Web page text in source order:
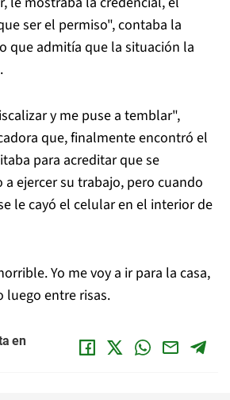
ser el permiso", contaba la
que admitía que la situación la
y me puse a temblar",
que, finalmente encontró el
para acreditar que se
ejercer su trabajo, pero cuando
le cayó el celular en el interior de
Yo me voy a ir para la casa,
luego entre risas.
en